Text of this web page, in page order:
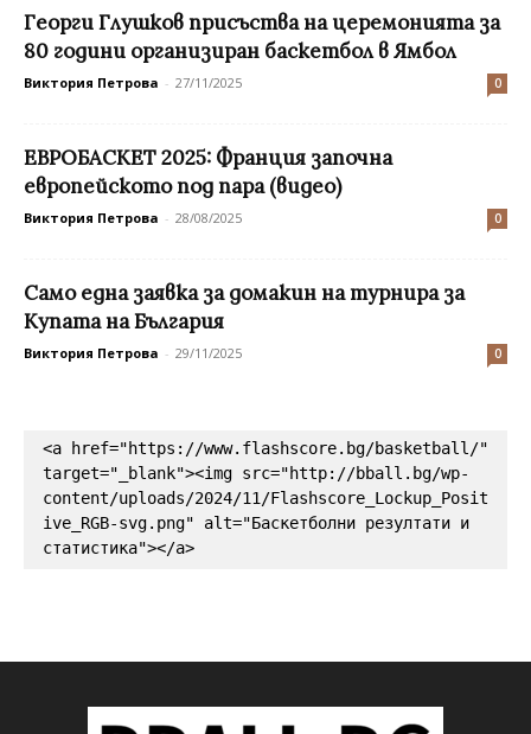
Георги Глушков присъства на церемонията за
80 години организиран баскетбол в Ямбол
Виктория Петрова - 27/11/2025 0
ЕВРОБАСКЕТ 2025: Франция започна
европейското под пара (видео)
Виктория Петрова - 28/08/2025 0
Само една заявка за домакин на турнира за
Купата на България
Виктория Петрова - 29/11/2025 0
<a href="https://www.flashscore.bg/basketball/"
target="_blank"><img src="http://bball.bg/wp-
content/uploads/2024/11/Flashscore_Lockup_Posit
ive_RGB-svg.png" alt="Баскетболни резултати и
статистика"></a>